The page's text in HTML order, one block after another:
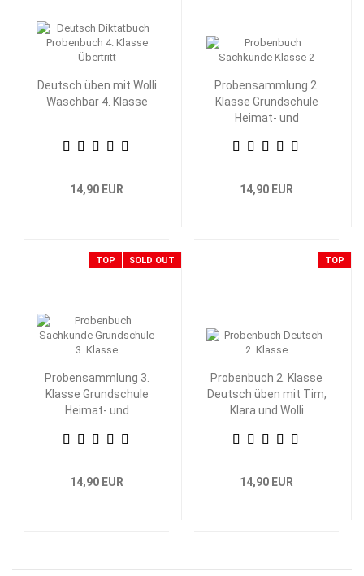
Deutsch üben mit Wolli
Waschbär 4. Klasse
14,90 EUR
Probensammlung 2.
Klasse Grundschule
Heimat- und
14,90 EUR
TOP SOLD OUT
Probensammlung 3.
Klasse Grundschule
Heimat- und
14,90 EUR
TOP
Probenbuch 2. Klasse
Deutsch üben mit Tim,
Klara und Wolli
14,90 EUR